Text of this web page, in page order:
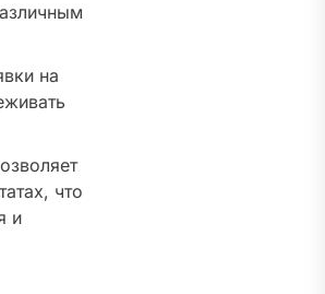
на
что
и